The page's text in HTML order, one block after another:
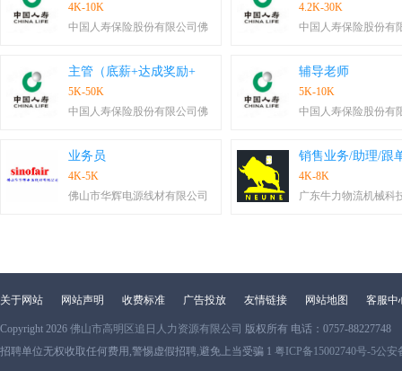
4K-10K
中国人寿保险股份有限公司佛
4.2K-30K
中国人寿保险股份有
主管（底薪+达成奖励+
5K-50K
中国人寿保险股份有限公司佛
辅导老师
5K-10K
中国人寿保险股份有
业务员
4K-5K
佛山市华辉电源线材有限公司
销售业务/助理/跟
4K-8K
广东牛力物流机械科
关于网站 网站声明 收费标准 广告投放 友情链接 网站地图 客服中
Copyright 2026 佛山市高明区追日人力资源有限公司 版权所有 电话：0757-88227748
招聘单位无权收取任何费用,警惕虚假招聘,避免上当受骗 1 粤ICP备15002740号-5公安